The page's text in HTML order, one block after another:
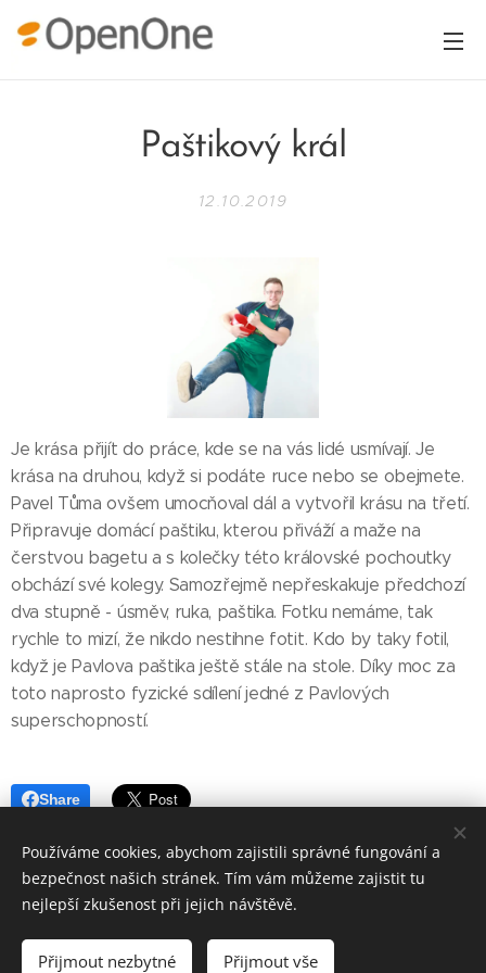
Paštikový král
12.10.2019
Je krása přijít do práce, kde se na vás lidé usmívají. Je
krása na druhou, když si podáte ruce nebo se obejmete.
Pavel Tůma ovšem umocňoval dál a vytvořil krásu na třetí.
Připravuje domácí paštiku, kterou přiváží a maže na
čerstvou bagetu a s kolečky této královské pochoutky
obchází své kolegy. Samozřejmě nepřeskakuje předchozí
dva stupně - úsměv, ruka, paštika. Fotku nemáme, tak
rychle to mizí, že nikdo nestihne fotit. Kdo by taky fotil,
když je Pavlova paštika ještě stále na stole. Díky moc za
toto naprosto fyzické sdílení jedné z Pavlových
superschopností.
Share
ShareFacebook
LinkedIn
EmailTwitter
Používáme cookies, abychom zajistili správné fungování a
bezpečnost našich stránek. Tím vám můžeme zajistit tu
nejlepší zkušenost při jejich návštěvě.
Přijmout nezbytné Přijmout vše